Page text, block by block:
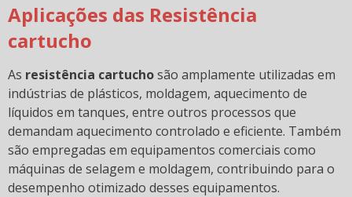
Aplicações das Resistência
cartucho
As resistência cartuchosão amplamente utilizadas em
indústrias de plásticos, moldagem, aquecimento de
líquidos em tanques, entre outros processos que
demandam aquecimento controlado e eficiente. Também
são empregadas em equipamentos comerciais como
máquinas de selagem e moldagem, contribuindo para o
desempenho otimizado desses equipamentos.